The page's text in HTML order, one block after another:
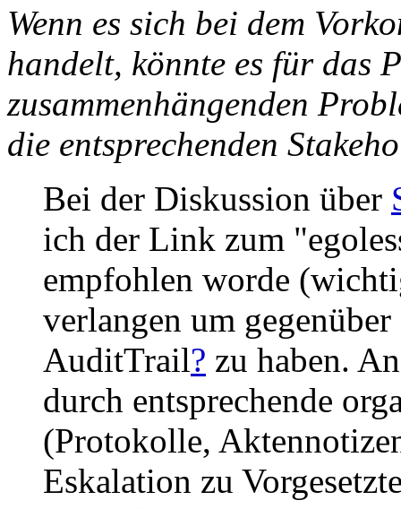
Wenn es sich bei dem
handelt, könnte es für das
zusammenhängenden
die entsprechenden
Bei der Diskussion über
ich der Link zum
empfohlen worde
verlangen um
AuditTrail? zu haben.
durch entsprechende
(Protokolle,
Eskalation zu